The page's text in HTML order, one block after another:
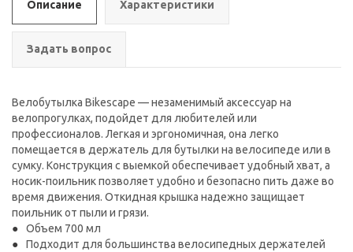
Описание Характеристики
Задать вопрос
Велобутылка Bikescape — незаменимый аксессуар на
велопрогулках, подойдет для любителей или
профессионалов. Легкая и эргономичная, она легко
помещается в держатель для бутылки на велосипеде или в
сумку. Конструкция с выемкой обеспечивает удобный хват, а
носик-поильник позволяет удобно и безопасно пить даже во
время движения. Откидная крышка надежно защищает
поильник от пыли и грязи.
Объем 700 мл
Подходит для большинства велосипедных держателей